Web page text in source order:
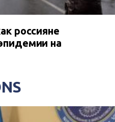
россияне
на